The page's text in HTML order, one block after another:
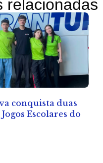
relacionadas
conquista duas
Escolares do